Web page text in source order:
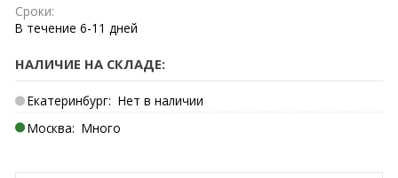
Сроки:
В течение 6-11 дней
НАЛИЧИЕ НА СКЛАДЕ:
Екатеринбург: Нет в наличии
Москва: Много